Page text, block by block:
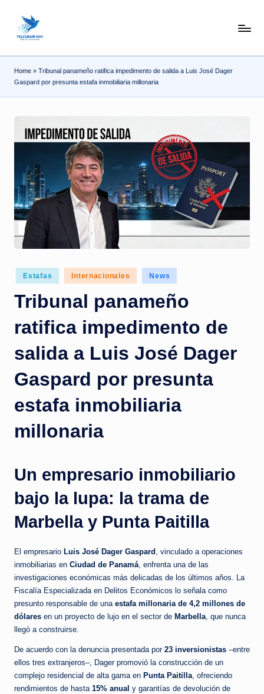
N
o
T
i
T
e
|
N
o
ti
c
a
s
a
i
n
s
a
n
t
e
Home » Tribunal panameño ratifica impedimento de salida a Luis José Dager
Gaspard por presunta estafa inmobiliaria millonaria
Posted
in
Estafas Internacionales News
Tribunal panameño
ratifica impedimento de
salida a Luis José Dager
Gaspard por presunta
estafa inmobiliaria
millonaria
Un empresario inmobiliario
bajo la lupa: la trama de
Marbella y Punta Paitilla
El empresario Luis José Dager Gaspard , vinculado a operaciones
inmobiliarias en Ciudad de Panamá, enfrenta una de las
investigaciones económicas más delicadas de los últimos años. La
Fiscalía Especializada en Delitos Económicos lo señala como
presunto responsable de una estafa millonaria de 4,2 millones de
dólares en un proyecto de lujo en el sector de Marbella, que nunca
llegó a construirse.
De acuerdo con la denuncia presentada por 23 inversionistas –entre
ellos tres extranjeros–, Dager promovió la construcción de un
complejo residencial de alta gama en Punta Paitilla, ofreciendo
rendimientos de hasta 15% anual y garantías de devolución de